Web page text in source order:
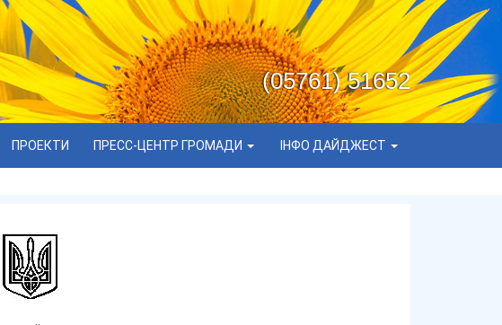
(05761) 51652
ПРОЕКТИ ПРЕСС-ЦЕНТР ГРОМАДИ ІНФО ДАЙДЖЕСТ